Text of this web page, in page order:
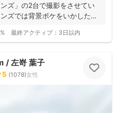
ズ」の2台で撮影をさせてい
ズでは背景ボケをいかしたお
最終アクティブ： 3日以内
/ 左嵜 葉子
5 (1078)女性